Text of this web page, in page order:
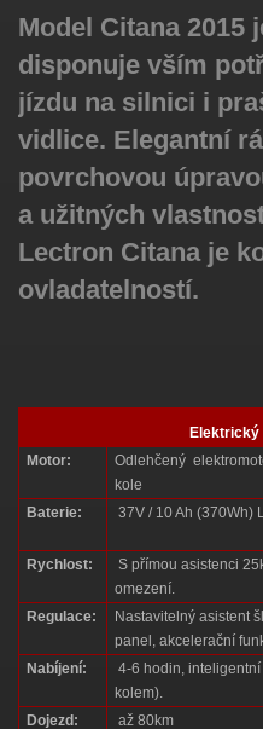
Model Citana 2015
disponuje vším
jízdu na silnici i
vidlice. Elegantní
povrchovou
a užitných
Lectron Citana je
ovladatelností.
Elektrický
Motor:
Odlehčený
kole
Baterie:
37V / 10 Ah (370Wh)
Rychlost:
S přímou asistenci
omezení.
Regulace:
Nastavitelný asistent
panel, akcelerační
Nabíjení:
4-6 hodin,
kolem).
Dojezd:
až 80km